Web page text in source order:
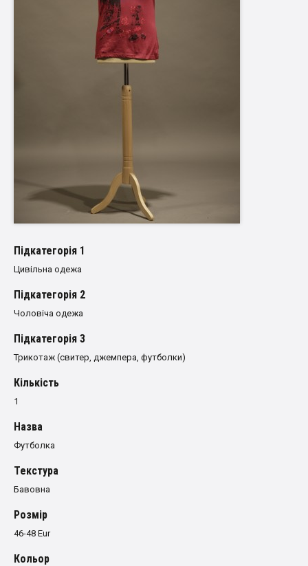
Пiдкатегорiя 1
Цивільна одежа
Пiдкатегорiя 2
Чоловіча одежа
Пiдкатегорiя 3
Трикотаж (свитер, джемпера, футболки)
Кількість
1
Назва
Футболка
Текстура
Бавовна
Розмiр
46-48 Eur
Кольор